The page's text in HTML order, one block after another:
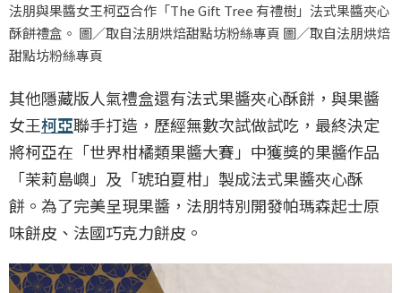
法朋與果醬女王柯亞合作「The Gift Tree 有禮樹」法式果醬夾心
酥餅禮盒。 圖／取自法朋烘焙甜點坊粉絲專頁 圖／取自法朋烘焙
甜點坊粉絲專頁
其他隱藏版人氣禮盒還有法式果醬夾心酥餅，與果醬
女王柯亞聯手打造，歷經無數次試做試吃，最終決定
將柯亞在「世界柑橘類果醬大賽」中獲獎的果醬作品
「茉莉島嶼」及「琥珀夏柑」製成法式果醬夾心酥
餅。為了完美呈現果醬，法朋特別開發帕瑪森起士原
味餅皮、法國巧克力餅皮。